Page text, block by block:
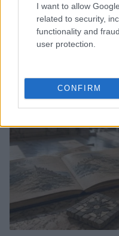
I want to allow
related to security,
functionality and
user protection.
CONFIRM
Codice della strada
discussione
Sofia Ricci · 8 Ago 2026